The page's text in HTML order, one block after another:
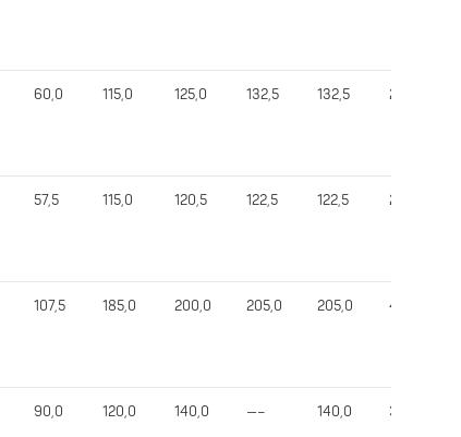
60,0 115,0 125,0 132,5 132,5 270,0
57,5 115,0 120,5 122,5 122,5 277,5
107,5 185,0 200,0 205,0 205,0 487,5
90,0 120,0 140,0 —– 140,0 340,0